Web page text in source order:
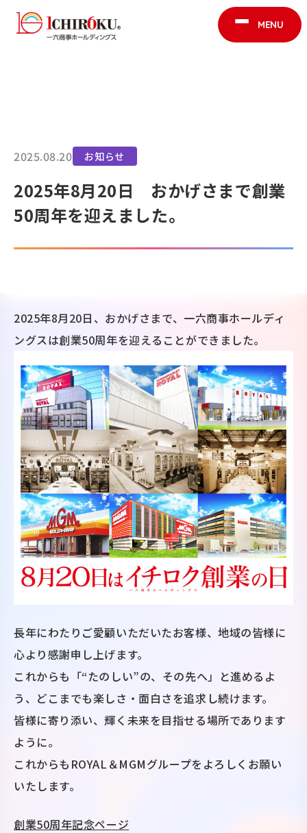
MENU
企業情報
地域交流活動
お知らせ
事業紹介
店舗情報
物件募集プライバシーポリシー
2025.08.20 お知らせ
2025年8月20日 おかげさまで創業
50周年を迎えました。
2025年8月20日、おかげさまで、一六商事ホールディ
ングスは創業50周年を迎えることができました。
長年にわたりご愛顧いただいたお客様、地域の皆様に
心より感謝申し上げます。
これからも「“たのしい”の、その先へ」と進めるよ
う、どこまでも楽しさ・面白さを追求し続けます。
皆様に寄り添い、輝く未来を目指せる場所であります
ように。
これからもROYAL＆MGMグループをよろしくお願い
いたします。
創業50周年記念ページ